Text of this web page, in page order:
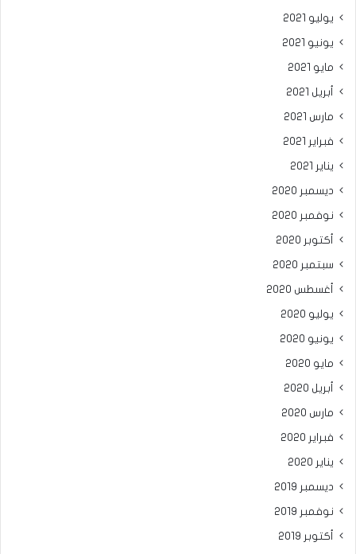
يوليو 2021
يونيو 2021
مايو 2021
أبريل 2021
مارس 2021
فبراير 2021
يناير 2021
ديسمبر 2020
نوفمبر 2020
أكتوبر 2020
سبتمبر 2020
أغسطس 2020
يوليو 2020
يونيو 2020
مايو 2020
أبريل 2020
مارس 2020
فبراير 2020
يناير 2020
ديسمبر 2019
نوفمبر 2019
أكتوبر 2019